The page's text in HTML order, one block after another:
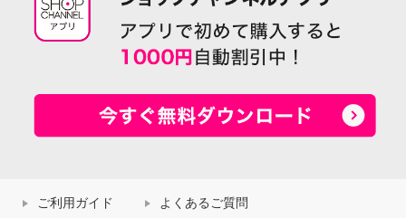
ご利用ガイド よくあるご質問